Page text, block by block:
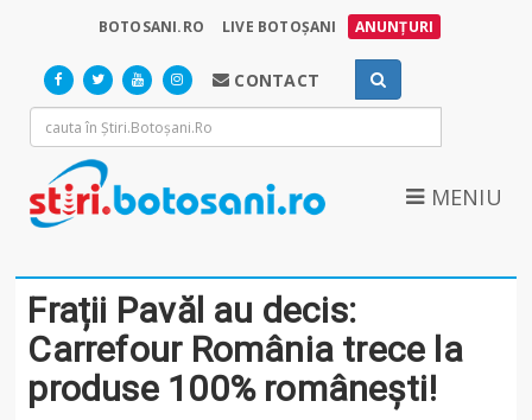
BOTOSANI.RO LIVE BOTOȘANI ANUNȚURI
CONTACT
MENIU
Frații Pavăl au decis:
Carrefour România trece la
produse 100% românești!